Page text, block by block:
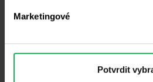
Marketingové
Potvrdit
investice provedené na základě
šířena bez našeho předchozího